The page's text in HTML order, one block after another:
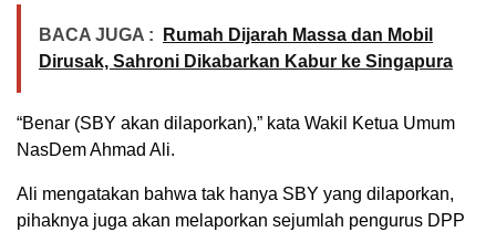
BACA JUGA :
Rumah Dijarah Massa dan Mobil
Dirusak, Sahroni Dikabarkan Kabur ke Singapura
“Benar (SBY akan dilaporkan),” kata Wakil Ketua Umum
NasDem Ahmad Ali.
Ali mengatakan bahwa tak hanya SBY yang dilaporkan,
pihaknya juga akan melaporkan sejumlah pengurus DPP